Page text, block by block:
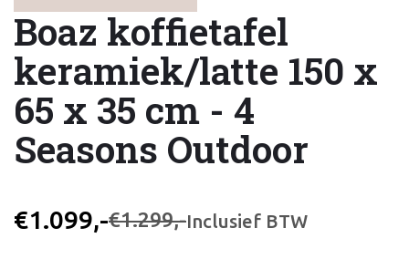
Boaz koffietafel
keramiek/latte 150 x
65 x 35 cm - 4
Seasons Outdoor
€1.099,-€1.299,-Inclusief BTW